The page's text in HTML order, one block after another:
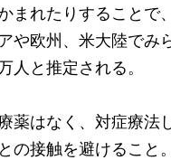
まれたりすることで
や欧州、米大陸でみ
人と推定される。
薬はなく、対症療法
の接触を避けること